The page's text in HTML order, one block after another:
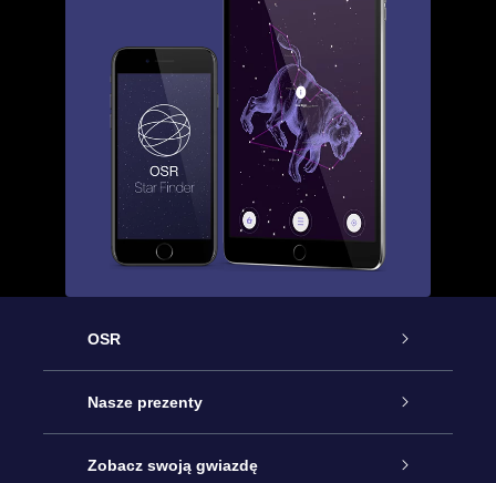
OSR
Obsługa
Kontakt
Nasze prezenty
Podarunek Gwiazda Online
Zobacz swoją gwiazdę